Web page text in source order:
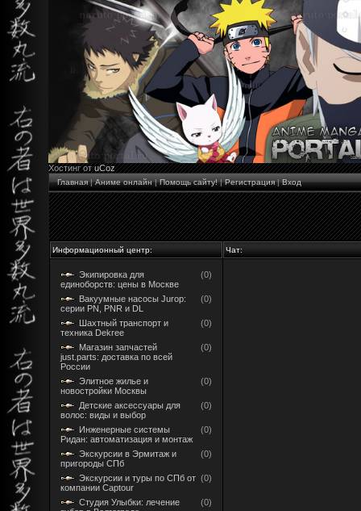
Хостинг отuCoz
Главная|Аниме онлайн|Помощь сайту!|Регистрация|Вход
Информационный центр: Чат:
Экипировка для
единоборств: цены в Москве
(0)
Вакуумные насосы Jurop:
серии PN, PNR и DL
(0)
Шахтный транспорт и
техника Dekree
(0)
Магазин запчастей
just.parts: доставка по всей
России
(0)
Элитное жилье и
новостройки Москвы
(0)
Детские аксессуары для
волос: виды и выбор
(0)
Инженерные системы
Ридан: автоматизация и монтаж
(0)
Экскурсии в Эрмитаж и
пригороды СПб
(0)
Экскурсии и туры по СПб от
компании Captour
(0)
Студия Улыбки: лечение
(0)